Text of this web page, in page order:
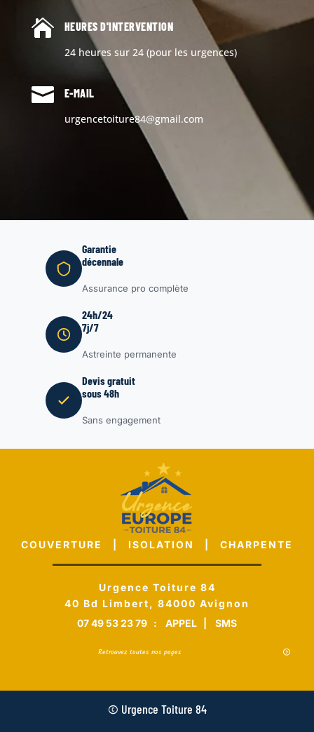

HEURES D'INTERVENTION
24 heures sur 24 (pour les urgences)

E-MAIL
urgencetoiture84@gmail.com
Garantie
décennale
Assurance pro complète
24h/24
7j/7
Astreinte permanente
Devis gratuit
sous 48h
Sans engagement
COUVERTURE | ISOLATION | CHARPENTE
Urgence Toiture 84
40 Bd Limbert, 84000 Avignon
07 49 53 23 79 : APPEL SMS
Retrouvez toutes nos pages
© Urgence Toiture 84